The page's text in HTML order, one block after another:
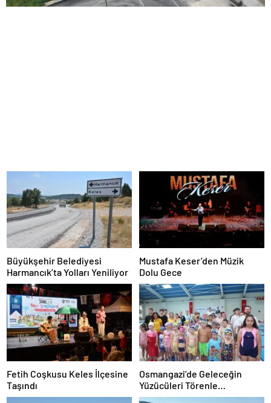
Büyükşehir Belediyesi
Harmancık’ta Yolları Yeniliyor
Mustafa Keser’den Müzik
Dolu Gece
Fetih Coşkusu Keles İlçesine
Taşındı
Osmangazi’de Geleceğin
Yüzücüleri Törenle
Sertifikalarını Aldı